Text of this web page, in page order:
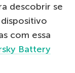
descobrir se
com essa
Battery